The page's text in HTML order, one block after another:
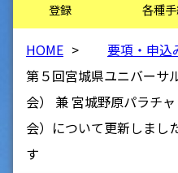
登録 各種
HOME > 要項・申込
第５回宮城県ユニバーサ
会） 兼 宮城野原パラチ
会）について更新しま
す